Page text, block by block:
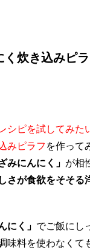
く炊き込みピ
シピを試してみた
みピラフを作って
みにんにく」 が相
さが食欲をそそる
にく」 でご飯にし
味料を使わなくて